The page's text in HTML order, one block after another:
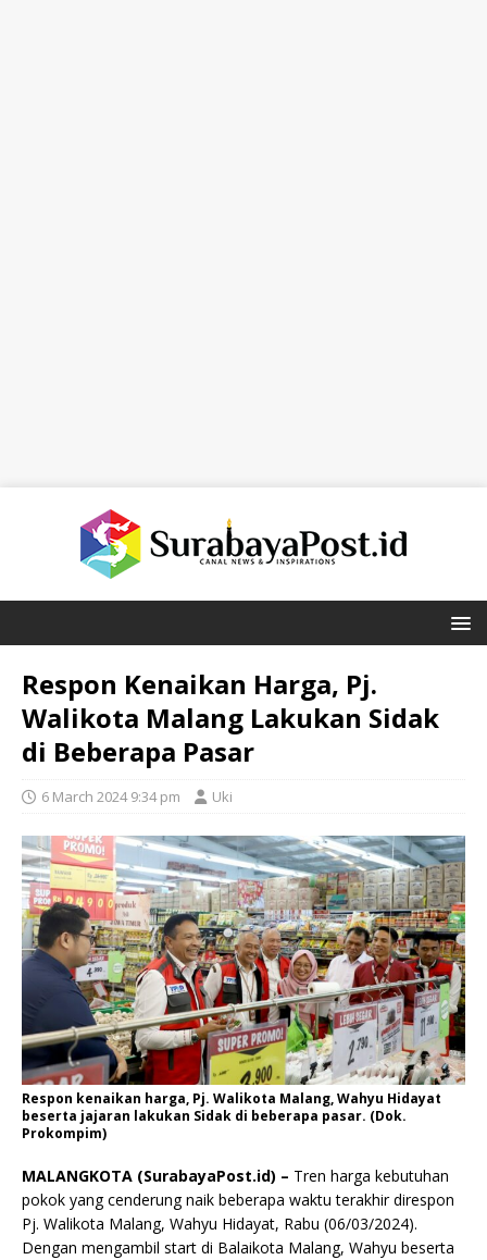
Respon Kenaikan Harga, Pj.
Walikota Malang Lakukan Sidak
di Beberapa Pasar
6 March 2024 9:34 pm Uki
Respon kenaikan harga, Pj. Walikota Malang, Wahyu Hidayat
beserta jajaran lakukan Sidak di beberapa pasar. (Dok.
Prokompim)
MALANGKOTA (SurabayaPost.id) – Tren harga kebutuhan
pokok yang cenderung naik beberapa waktu terakhir direspon
Pj. Walikota Malang, Wahyu Hidayat, Rabu (06/03/2024).
Dengan mengambil start di Balaikota Malang, Wahyu beserta